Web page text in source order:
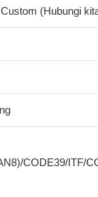
(Hubungi
CODE39/ITF/